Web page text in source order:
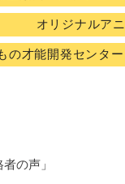
オリジナルア
の才能開発センタ
者の声」